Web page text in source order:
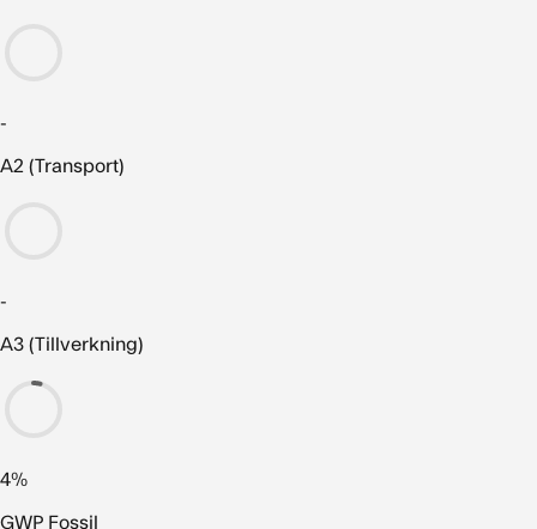
-
A2 (Transport)
-
A3 (Tillverkning)
4%
GWP Fossil